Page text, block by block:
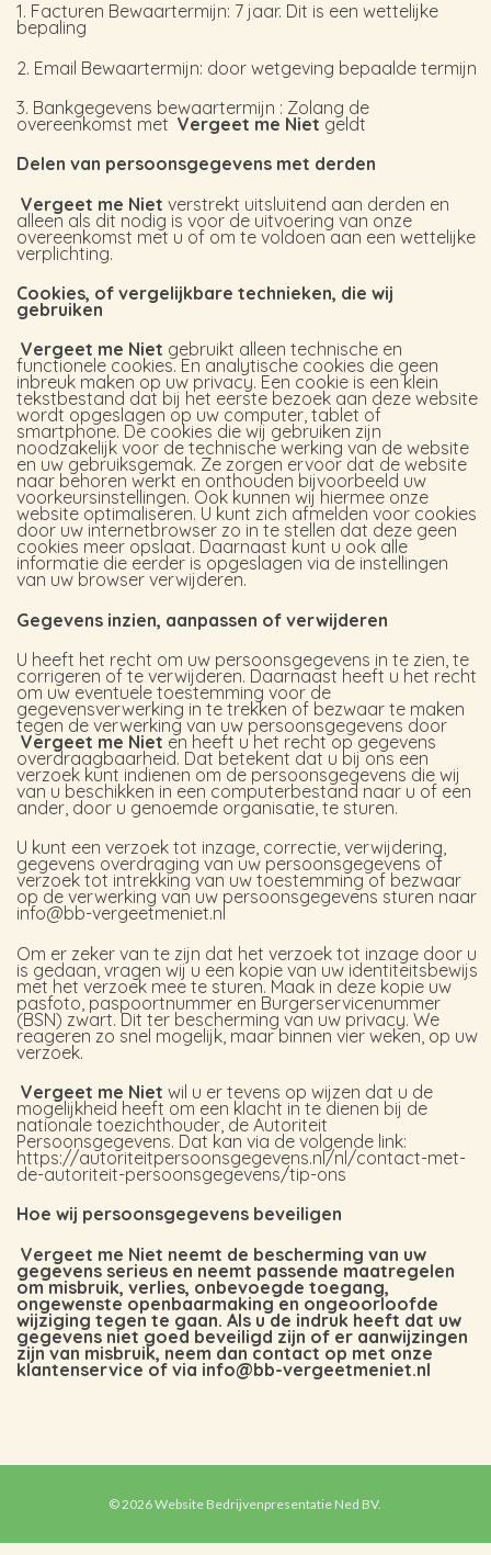
1. Facturen Bewaartermijn: 7 jaar. Dit is een wettelijke
bepaling
2. Email Bewaartermijn: door wetgeving bepaalde termijn
3. Bankgegevens bewaartermijn : Zolang de
overeenkomst met Vergeet me Niet geldt
Delen van persoonsgegevens met derden
Vergeet me Niet verstrekt uitsluitend aan derden en
alleen als dit nodig is voor de uitvoering van onze
overeenkomst met u of om te voldoen aan een wettelijke
verplichting.
Cookies, of vergelijkbare technieken, die wij
gebruiken
Vergeet me Niet gebruikt alleen technische en
functionele cookies. En analytische cookies die geen
inbreuk maken op uw privacy. Een cookie is een klein
tekstbestand dat bij het eerste bezoek aan deze website
wordt opgeslagen op uw computer, tablet of
smartphone. De cookies die wij gebruiken zijn
noodzakelijk voor de technische werking van de website
en uw gebruiksgemak. Ze zorgen ervoor dat de website
naar behoren werkt en onthouden bijvoorbeeld uw
voorkeursinstellingen. Ook kunnen wij hiermee onze
website optimaliseren. U kunt zich afmelden voor cookies
door uw internetbrowser zo in te stellen dat deze geen
cookies meer opslaat. Daarnaast kunt u ook alle
informatie die eerder is opgeslagen via de instellingen
van uw browser verwijderen.
Gegevens inzien, aanpassen of verwijderen
U heeft het recht om uw persoonsgegevens in te zien, te
corrigeren of te verwijderen. Daarnaast heeft u het recht
om uw eventuele toestemming voor de
gegevensverwerking in te trekken of bezwaar te maken
tegen de verwerking van uw persoonsgegevens door
Vergeet me Niet en heeft u het recht op gegevens
overdraagbaarheid. Dat betekent dat u bij ons een
verzoek kunt indienen om de persoonsgegevens die wij
van u beschikken in een computerbestand naar u of een
ander, door u genoemde organisatie, te sturen.
U kunt een verzoek tot inzage, correctie, verwijdering,
gegevens overdraging van uw persoonsgegevens of
verzoek tot intrekking van uw toestemming of bezwaar
op de verwerking van uw persoonsgegevens sturen naar
info@bb-vergeetmeniet.nl
Om er zeker van te zijn dat het verzoek tot inzage door u
is gedaan, vragen wij u een kopie van uw identiteitsbewijs
met het verzoek mee te sturen. Maak in deze kopie uw
pasfoto, paspoortnummer en Burgerservicenummer
(BSN) zwart. Dit ter bescherming van uw privacy. We
reageren zo snel mogelijk, maar binnen vier weken, op uw
verzoek.
Vergeet me Niet wil u er tevens op wijzen dat u de
mogelijkheid heeft om een klacht in te dienen bij de
nationale toezichthouder, de Autoriteit
Persoonsgegevens. Dat kan via de volgende link:
https://autoriteitpersoonsgegevens.nl/nl/contact-met-
de-autoriteit-persoonsgegevens/tip-ons
Hoe wij persoonsgegevens beveiligen
Vergeet me Niet neemt de bescherming van uw
gegevens serieus en neemt passende maatregelen
om misbruik, verlies, onbevoegde toegang,
ongewenste openbaarmaking en ongeoorloofde
wijziging tegen te gaan. Als u de indruk heeft dat uw
gegevens niet goed beveiligd zijn of er aanwijzingen
zijn van misbruik, neem dan contact op met onze
klantenservice of via info@bb-vergeetmeniet.nl
© 2026 Website Bedrijvenpresentatie Ned BV.